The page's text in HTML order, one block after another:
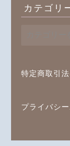
ブ
カテゴリ
特定商取引
プライバシ